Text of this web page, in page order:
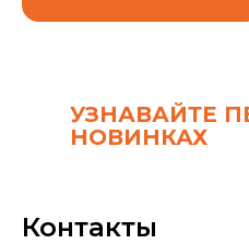
УЗНАВАЙТЕ
НОВИНКАХ
Контакты